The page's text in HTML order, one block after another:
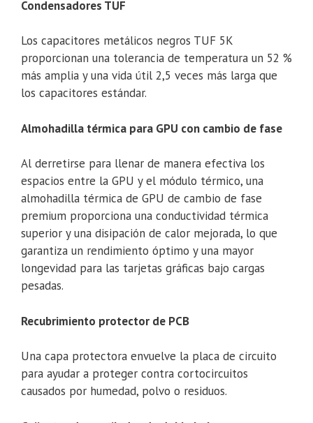
Condensadores TUF
Los capacitores metálicos negros TUF 5K
proporcionan una tolerancia de temperatura un 52 %
más amplia y una vida útil 2,5 veces más larga que
los capacitores estándar.
Almohadilla térmica para GPU con cambio de fase
Al derretirse para llenar de manera efectiva los
espacios entre la GPU y el módulo térmico, una
almohadilla térmica de GPU de cambio de fase
premium proporciona una conductividad térmica
superior y una disipación de calor mejorada, lo que
garantiza un rendimiento óptimo y una mayor
longevidad para las tarjetas gráficas bajo cargas
pesadas.
Recubrimiento protector de PCB
Una capa protectora envuelve la placa de circuito
para ayudar a proteger contra cortocircuitos
causados ​​por humedad, polvo o residuos.